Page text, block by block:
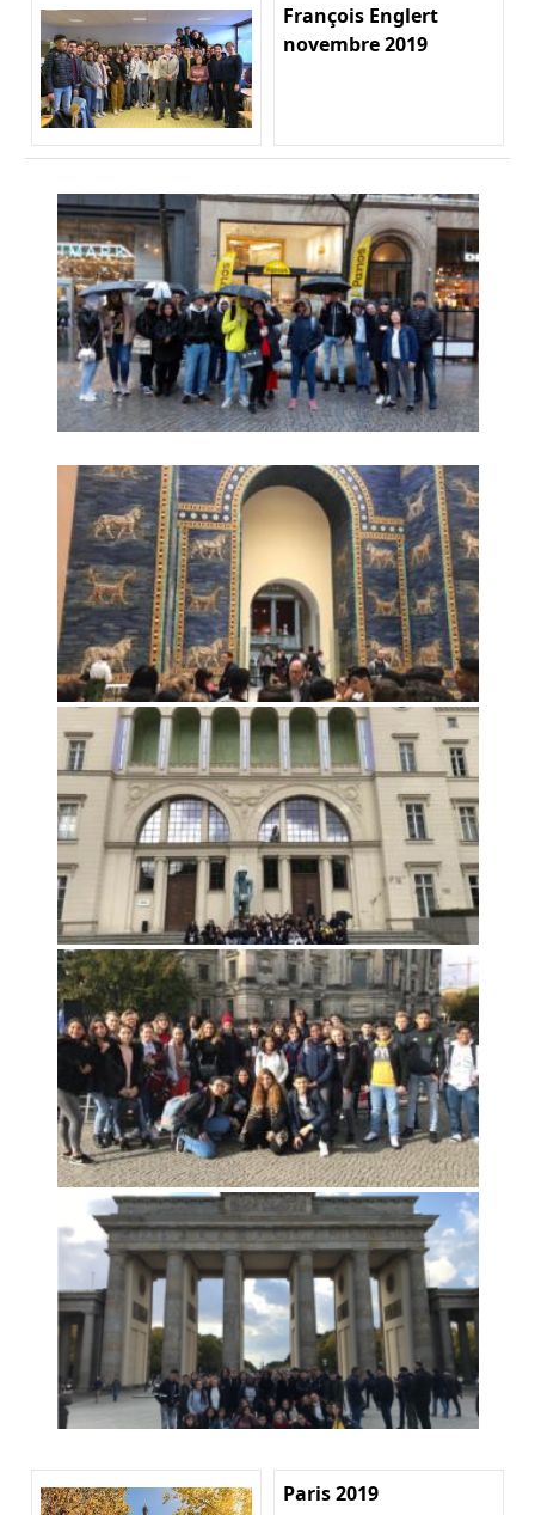
François Englert
novembre 2019
Paris 2019